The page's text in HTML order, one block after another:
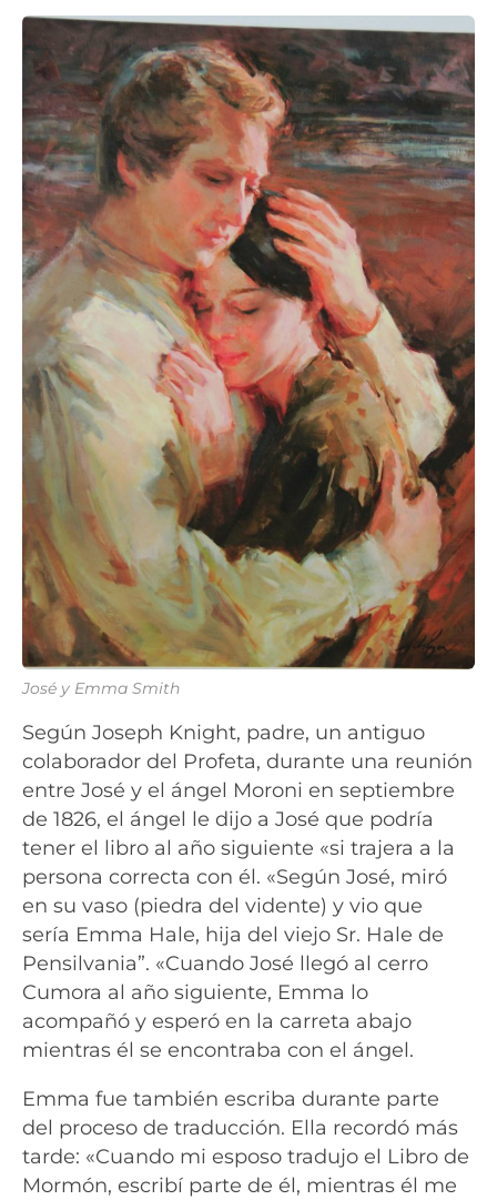
José y Emma Smith
Según Joseph Knight, padre, un antiguo
colaborador del Profeta, durante una reunión
entre José y el ángel Moroni en septiembre
de 1826, el ángel le dijo a José que podría
tener el libro al año siguiente «si trajera a la
persona correcta con él. «Según José, miró
en su vaso (piedra del vidente) y vio que
sería Emma Hale, hija del viejo Sr. Hale de
Pensilvania”. «Cuando José llegó al cerro
Cumora al año siguiente, Emma lo
acompañó y esperó en la carreta abajo
mientras él se encontraba con el ángel.
Emma fue también escriba durante parte
del proceso de traducción. Ella recordó más
tarde: «Cuando mi esposo tradujo el Libro de
Mormón, escribí parte de él, mientras él me